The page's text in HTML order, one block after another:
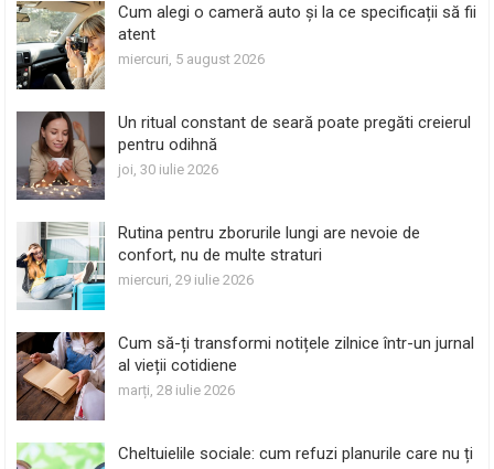
Cum alegi o cameră auto și la ce specificații să fii
atent
miercuri, 5 august 2026
Un ritual constant de seară poate pregăti creierul
pentru odihnă
joi, 30 iulie 2026
Rutina pentru zborurile lungi are nevoie de
confort, nu de multe straturi
miercuri, 29 iulie 2026
Cum să-ți transformi notițele zilnice într-un jurnal
al vieții cotidiene
marți, 28 iulie 2026
Cheltuielile sociale: cum refuzi planurile care nu ți